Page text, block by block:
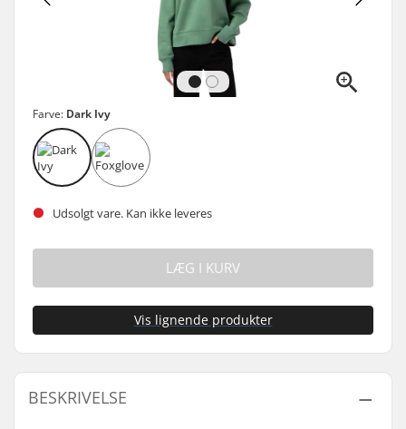
Farve: Dark Ivy
Udsolgt vare. Kan ikke leveres
LÆG I KURV
Vis lignende produkter
BESKRIVELSE